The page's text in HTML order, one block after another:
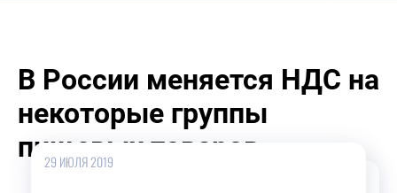
В России меняется НДС на
некоторые группы
пищевых товаров
29 ИЮЛЯ 2019